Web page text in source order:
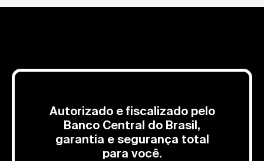
Autorizado e fiscalizado pelo
Banco Central do Brasil,
garantia e segurança total
para você.